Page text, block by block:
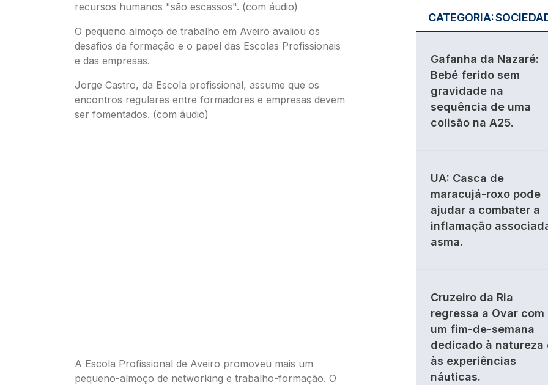
recursos humanos "são escassos". (com áudio)
O pequeno almoço de trabalho em Aveiro avaliou os
desafios da formação e o papel das Escolas Profissionais
e das empresas.
Jorge Castro, da Escola profissional, assume que os
encontros regulares entre formadores e empresas devem
ser fomentados. (com áudio)
A Escola Profissional de Aveiro promoveu mais um
pequeno-almoço de networking e trabalho-formação. O
CATEGORIA:
Gafanha da Nazaré:
Bebé ferido sem
gravidade na
sequência de uma
colisão na A25.
UA: Casca de
maracujá-roxo pode
ajudar a combater a
inflamação
asma.
Cruzeiro da Ria
regressa a Ovar com
um fim-de-semana
dedicado à natureza
às experiências
náuticas.